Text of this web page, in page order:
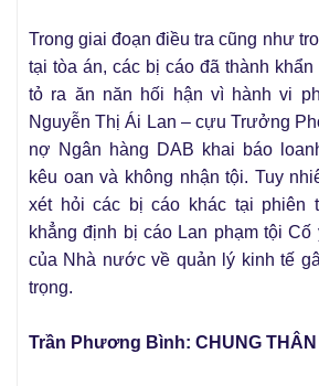
Trong giai đoạn điều tra cũng như
tại tòa án, các bị cáo đã thành
tỏ ra ăn năn hối hận vì hành vi
Nguyễn Thị Ái Lan – cựu Trưởng
nợ Ngân hàng DAB khai báo
kêu oan và không nhận tội. Tuy
xét hỏi các bị cáo khác tại phiên
khẳng định bị cáo Lan phạm tội Cố
của Nhà nước về quản lý kinh tế
trọng.
Trần Phương Bình: CHUNG THÂN